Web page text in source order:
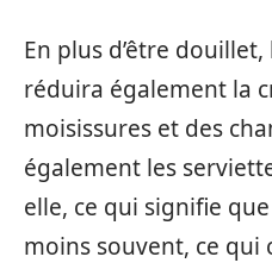
En plus d’être
réduira également la
moisissures et des
également les
elle, ce qui signifie
moins souvent, ce qui